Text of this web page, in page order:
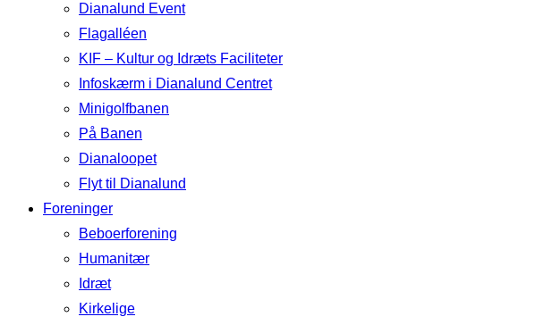
Dianalund Event
Flagalléen
KIF – Kultur og Idræts Faciliteter
Infoskærm i Dianalund Centret
Minigolfbanen
På Banen
Dianaloopet
Flyt til Dianalund
Foreninger
Beboerforening
Humanitær
Idræt
Kirkelige